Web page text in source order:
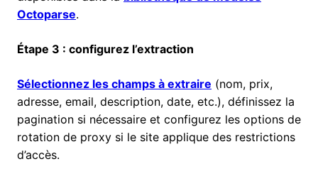
Octoparse.
Étape 3 : configurez l’extraction
Sélectionnez les champs à extraire (nom, prix,
adresse, email, description, date, etc.), définissez la
pagination si nécessaire et configurez les options de
rotation de proxy si le site applique des restrictions
d’accès.